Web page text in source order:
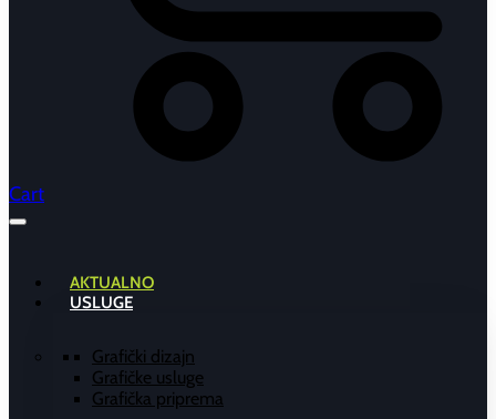
Cart
AKTUALNO
USLUGE
Grafički dizajn
Grafičke usluge
Grafička priprema